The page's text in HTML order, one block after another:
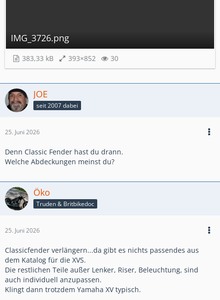
IMG_3726.png
383,33 kB 393×852 30
JOE
seit 2007 dabei
25. Juni 2026
Denn Classic Fender hast du drann.
Welche Abdeckungen meinst du?
Öko
Truden & Britbikedoc
25. Juni 2026
Classicfender verlängern...da gibt es nichts passendes aus
dem Katalog für die XVS.
Die restlichen Teile außer Lenker, Riser, Beleuchtung, sind
auch individuell anzupassen.
Klingt dann trotzdem Yamaha XV typisch.